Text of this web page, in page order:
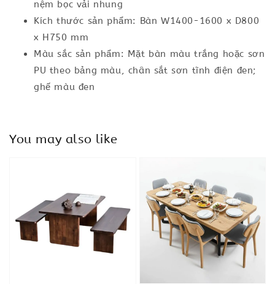
nệm bọc vải nhung
Kích thước sản phẩm: Bàn W1400-1600 x D800
x H750 mm
Màu sắc sản phẩm: Mặt bàn màu trắng hoặc sơn
PU theo bảng màu, chân sắt sơn tĩnh điện đen;
ghế màu đen
You may also like